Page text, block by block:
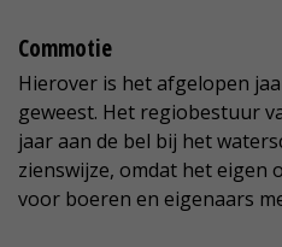
Commotie
Hierover is het afgelopen
geweest. Het regiobestuur
jaar aan de bel bij het
zienswijze, omdat het eigen
voor boeren en eigenaars